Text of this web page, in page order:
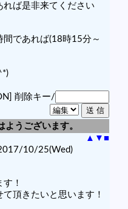
れば是非来てください
間であれば(18時15分～
削除キー/
ようございます。
▲ ▼ ■
10/25(Wed)
！
頂きたいと思います！